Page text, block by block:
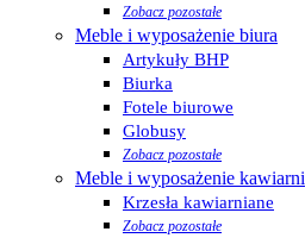
Zobacz pozostałe
Meble i wyposażenie biura
Artykuły BHP
Biurka
Fotele biurowe
Globusy
Zobacz pozostałe
Meble i wyposażenie kawiarni
Krzesła kawiarniane
Zobacz pozostałe